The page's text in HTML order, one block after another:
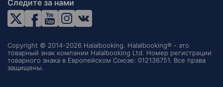
Следите за нами
Copyright © 2014-2026 Halalbooking. Halalbooking® - это
товарный знак компании Halalbooking Ltd. Номер регистрации
товарного знака в Европейском Союзе: 012136751. Все права
защищены.